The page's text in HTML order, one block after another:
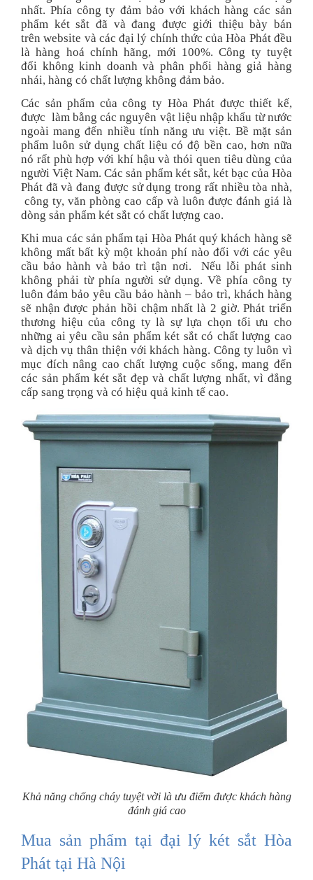
nhất. Phía công ty đảm bảo với khách hàng các sản
phẩm két sắt đã và đang được giới thiệu bày bán
trên website và các đại lý chính thức của Hòa Phát đều
là hàng hoá chính hãng, mới 100%. Công ty tuyệt
đối không kinh doanh và phân phối hàng giả hàng
nhái, hàng có chất lượng không đảm bảo.
Các sản phẩm của công ty Hòa Phát được thiết kế,
được làm bằng các nguyên vật liệu nhập khẩu từ nước
ngoài mang đến nhiều tính năng ưu việt. Bề mặt sản
phẩm luôn sử dụng chất liệu có độ bền cao, hơn nữa
nó rất phù hợp với khí hậu và thói quen tiêu dùng của
người Việt Nam. Các sản phẩm két sắt, két bạc của Hòa
Phát đã và đang được sử dụng trong rất nhiều tòa nhà,
công ty, văn phòng cao cấp và luôn được đánh giá là
dòng sản phẩm két sắt có chất lượng cao.
Khi mua các sản phẩm tại Hòa Phát quý khách hàng sẽ
không mất bất kỳ một khoản phí nào đối với các yêu
cầu bảo hành và bảo trì tận nơi. Nếu lỗi phát sinh
không phải từ phía người sử dụng. Về phía công ty
luôn đảm bảo yêu cầu bảo hành – bảo trì, khách hàng
sẽ nhận được phản hồi chậm nhất là 2 giờ. Phát triển
thương hiệu của công ty là sự lựa chọn tối ưu cho
những ai yêu cầu sản phẩm két sắt có chất lượng cao
và dịch vụ thân thiện với khách hàng. Công ty luôn vì
mục đích nâng cao chất lượng cuộc sống, mang đến
các sản phẩm két sắt đẹp và chất lượng nhất, vì đẳng
cấp sang trọng và có hiệu quả kinh tế cao.
Khả năng chống cháy tuyệt vời là ưu điểm được khách hàng
đánh giá cao
Mua sản phẩm tại đại lý két sắt Hòa
Phát tại Hà Nội